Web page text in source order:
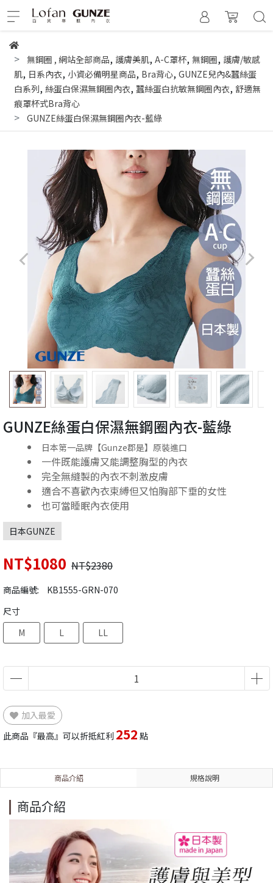
無鋼圈 , 網站全部商品, 護膚美肌, A-C罩杯, 無鋼圈, 護膚/敏感
肌, 日系內衣, 小資必備明星商品, Bra背心, GUNZE兒內&蠶絲蛋
白系列, 絲蛋白保濕無鋼圈內衣, 蠶絲蛋白抗敏無鋼圈內衣, 舒適無
痕罩杯式Bra背心
GUNZE絲蛋白保濕無鋼圈內衣-藍綠
GUNZE絲蛋白保濕無鋼圈內衣-藍綠
日本第一品牌【Gunze郡是】原裝進口
一件既能護膚又能調整胸型的內衣
完全無縫製的內衣不刺激皮膚
適合不喜歡內衣束縛但又怕胸部下垂的女性
也可當睡眠內衣使用
日本GUNZE
NT$1080 NT$2380
商品編號:
KB1555-GRN-070
尺寸
M
L LL
加入最愛
此商品『最高』可以折抵紅利 252 點
商品介紹 規格說明
商品介紹